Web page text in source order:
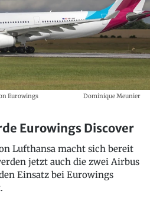
Eurowings
Dominique Meunier
Eurowings Discover
Lufthansa macht sich bereit
jetzt auch die zwei Airbus
Einsatz bei Eurowings